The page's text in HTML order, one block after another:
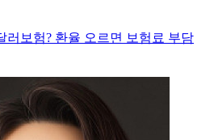
러보험? 환율 오르면 보험료 부담